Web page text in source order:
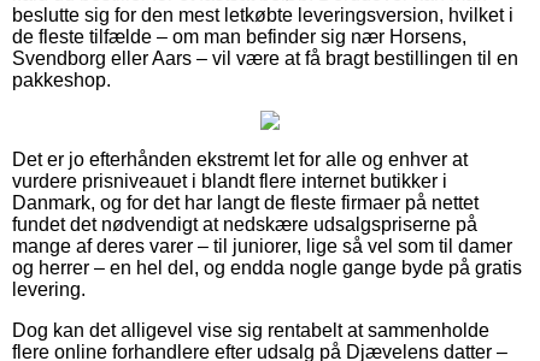
beslutte sig for den mest letkøbte leveringsversion, hvilket i
de fleste tilfælde – om man befinder sig nær Horsens,
Svendborg eller Aars – vil være at få bragt bestillingen til en
pakkeshop.
Det er jo efterhånden ekstremt let for alle og enhver at
vurdere prisniveauet i blandt flere internet butikker i
Danmark, og for det har langt de fleste firmaer på nettet
fundet det nødvendigt at nedskære udsalgspriserne på
mange af deres varer – til juniorer, lige så vel som til damer
og herrer – en hel del, og endda nogle gange byde på gratis
levering.
Dog kan det alligevel vise sig rentabelt at sammenholde
flere online forhandlere efter udsalg på Djævelens datter –